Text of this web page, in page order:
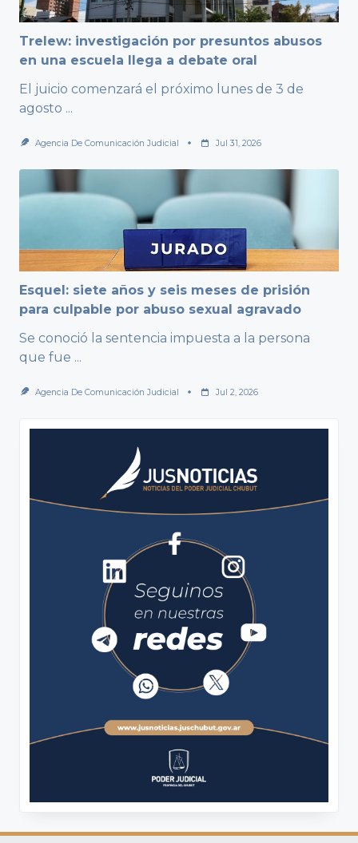
Trelew: investigación por presuntos abusos
en una escuela llega a debate oral
El juicio comenzará el próximo lunes de 3 de
agosto ...
Agencia De Comunicación Judicial Jul 31, 2026
Esquel: siete años y seis meses de prisión
para culpable por abuso sexual agravado
Se conoció la sentencia impuesta a la persona
que fue ...
Agencia De Comunicación Judicial Jul 2, 2026